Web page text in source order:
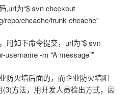
,url为“$ svn checkout
repo/ehcache/trunk ehcache”
用如下命令提交，url为“$ svn
-m “A message””
防火墙后面的，而企业防火墙阻
(3)方法，用开发人员检出方式，因